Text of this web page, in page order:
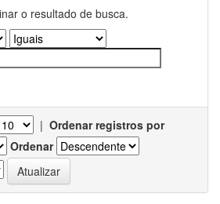
o resultado de busca.
| Ordenar registros por
Ordenar